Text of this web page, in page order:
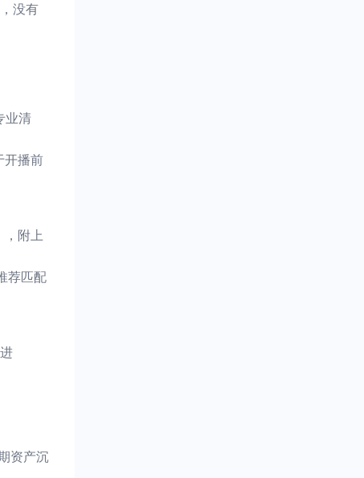
没有
业清
开播前
，附上
荐匹配
资产沉